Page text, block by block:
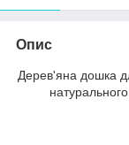
Опис
Дерев'яна дошка